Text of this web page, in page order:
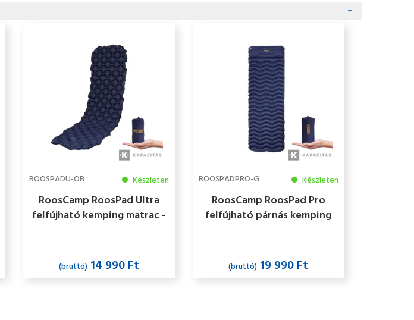
ROOSPADU-OB Készleten
RoosCamp RoosPad Ultra
felfújható kemping matrac -
(bruttó)14 990 Ft
ROOSPADPRO-G Készleten
RoosCamp RoosPad Pro
felfújható párnás kemping
(bruttó) 19 990 Ft